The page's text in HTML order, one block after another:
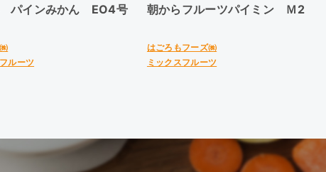
パインみかん EO4号
ルーツ
朝からフルーツパイミン Ｍ2
はごろもフーズ㈱
ミックスフルーツ